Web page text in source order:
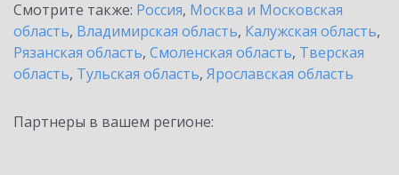
Смотрите также: Россия, Москва и Московская
область, Владимирская область, Калужская область,
Рязанская область, Смоленская область, Тверская
область, Тульская область, Ярославская область
Партнеры в вашем регионе: